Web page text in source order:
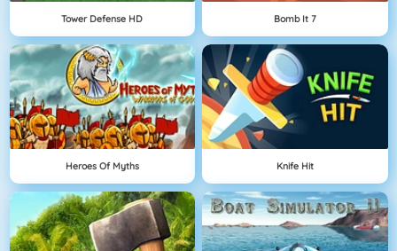
Tower Defense HD Bomb It 7
Heroes Of Myths Knife Hit